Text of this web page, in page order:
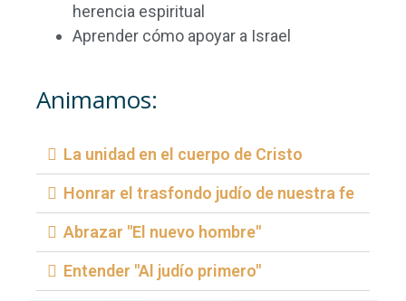
herencia espiritual
Aprender cómo apoyar a Israel
Animamos:
La unidad en el cuerpo de Cristo
Honrar el trasfondo judío de nuestra fe
Abrazar "El nuevo hombre"
Entender "Al judío primero"